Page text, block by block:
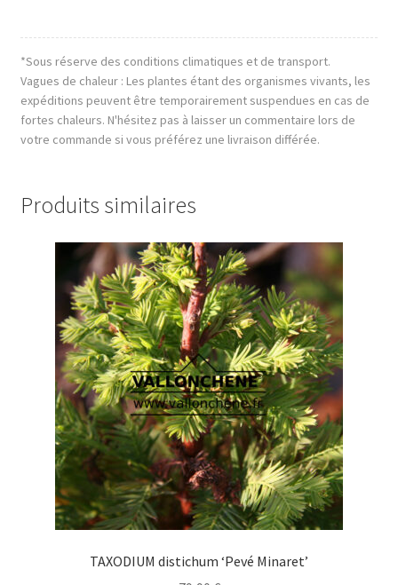
*Sous réserve des conditions climatiques et de transport.
Vagues de chaleur : Les plantes étant des organismes vivants, les
expéditions peuvent être temporairement suspendues en cas de
fortes chaleurs. N'hésitez pas à laisser un commentaire lors de
votre commande si vous préférez une livraison différée.
Produits similaires
TAXODIUM distichum ‘Pevé Minaret’